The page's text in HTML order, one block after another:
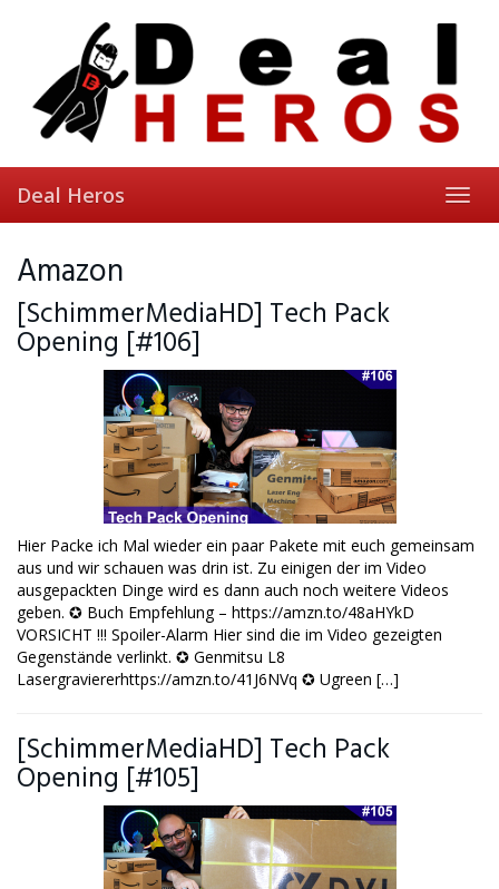
Deal Heros
Amazon
[SchimmerMediaHD] Tech Pack
Opening [#106]
Hier Packe ich Mal wieder ein paar Pakete mit euch gemeinsam
aus und wir schauen was drin ist. Zu einigen der im Video
ausgepackten Dinge wird es dann auch noch weitere Videos
geben. ✪ Buch Empfehlung – https://amzn.to/48aHYkD
VORSICHT !!! Spoiler-Alarm Hier sind die im Video gezeigten
Gegenstände verlinkt. ✪ Genmitsu L8
Lasergraviererhttps://amzn.to/41J6NVq ✪ Ugreen […]
[SchimmerMediaHD] Tech Pack
Opening [#105]